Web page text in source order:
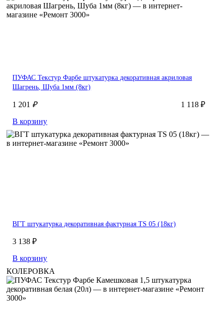
ПУФАС Текстур Фарбе штукатурка декоративная акриловая
Шагрень, Шуба 1мм (8кг)
1 201₽
1 118 ₽
В корзину
ВГТ штукатурка декоративная фактурная TS 05 (18кг)
3 138 ₽
В корзину
КОЛЕРОВКА